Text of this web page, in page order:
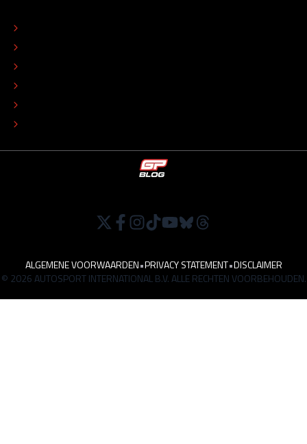
ALGEMENE VOORWAARDEN•PRIVACY STATEMENT•DISCLAIMER
© 2026 AUTOSPORT INTERNATIONAL B.V. ALLE RECHTEN VOORBEHOUDEN.